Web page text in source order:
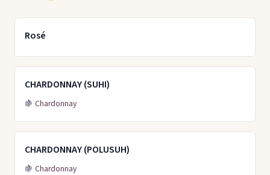
Rosé
CHARDONNAY (SUHI)
🍇 Chardonnay
CHARDONNAY (POLUSUH)
🍇 Chardonnay